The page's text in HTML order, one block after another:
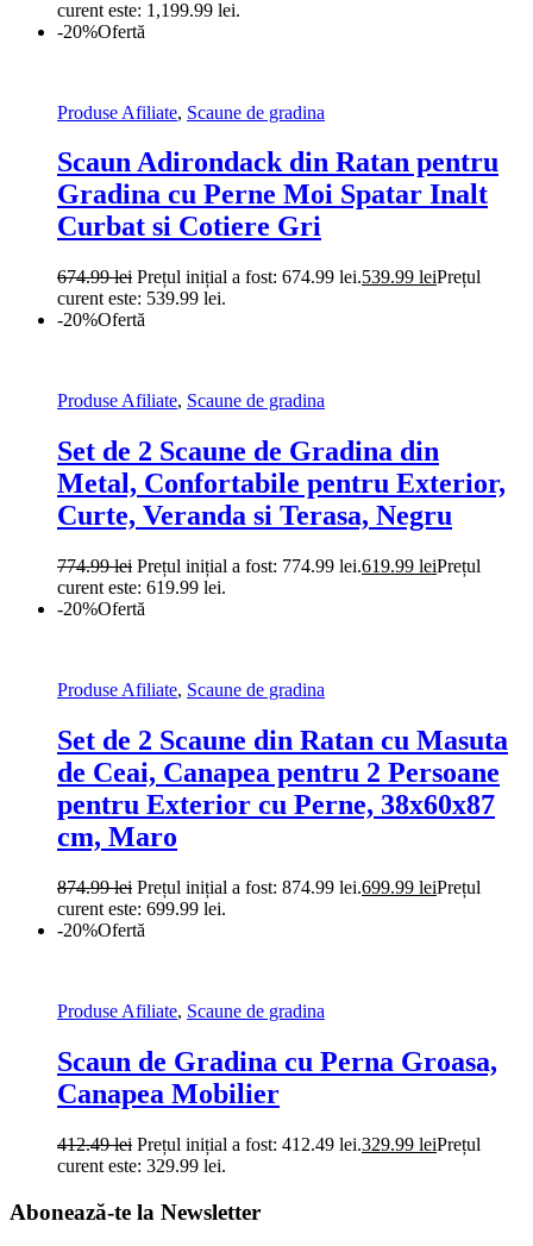
curent este: 1,199.99 lei.
-20%Ofertă
Produse Afiliate, Scaune de gradina
Scaun Adirondack din Ratan pentru
Gradina cu Perne Moi Spatar Inalt
Curbat si Cotiere Gri
674.99lei Prețul inițial a fost: 674.99 lei.539.99 leiPrețul
curent este: 539.99 lei.
-20%Ofertă
Produse Afiliate, Scaune de gradina
Set de 2 Scaune de Gradina din
Metal, Confortabile pentru Exterior,
Curte, Veranda si Terasa, Negru
774.99lei Prețul inițial a fost: 774.99 lei.619.99 leiPrețul
curent este: 619.99 lei.
-20%Ofertă
Produse Afiliate, Scaune de gradina
Set de 2 Scaune din Ratan cu Masuta
de Ceai, Canapea pentru 2 Persoane
pentru Exterior cu Perne, 38x60x87
cm, Maro
874.99lei Prețul inițial a fost: 874.99 lei.699.99 leiPrețul
curent este: 699.99 lei.
-20%Ofertă
Produse Afiliate, Scaune de gradina
Scaun de Gradina cu Perna Groasa,
Canapea Mobilier
412.49lei Prețul inițial a fost: 412.49 lei.329.99 leiPrețul
curent este: 329.99 lei.
Abonează-te la Newsletter